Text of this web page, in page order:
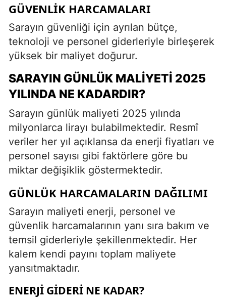
GÜVENLIK HARCAMALARI
Sarayın güvenliği için ayrılan bütçe,
teknoloji ve personel giderleriyle birleşerek
yüksek bir maliyet doğurur.
SARAYIN GÜNLÜK MALIYETI 2025
YILINDA NE KADARDIR?
Sarayın günlük maliyeti 2025 yılında
milyonlarca lirayı bulabilmektedir. Resmî
veriler her yıl açıklansa da enerji fiyatları ve
personel sayısı gibi faktörlere göre bu
miktar değişiklik göstermektedir.
GÜNLÜK HARCAMALARIN DAĞILIMI
Sarayın maliyeti enerji, personel ve
güvenlik harcamalarının yanı sıra bakım ve
temsil giderleriyle şekillenmektedir. Her
kalem kendi payını toplam maliyete
yansıtmaktadır.
ENERJI GIDERI NE KADAR?